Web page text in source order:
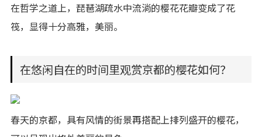
在哲学之道上，琵琶湖疏水中流淌的樱花花瓣变成了花
筏，显得十分高雅，美丽。
在悠闲自在的时间里观赏京都的樱花如何？
春天的京都，具有风情的街景再搭配上排列盛开的樱花，